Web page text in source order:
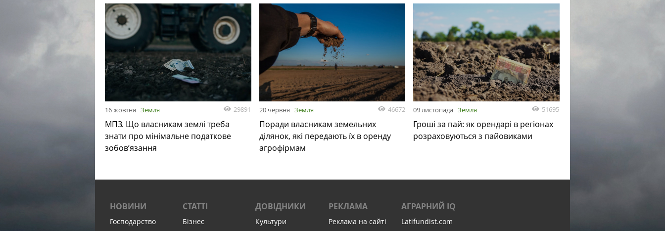
16 жовтня Земля 29891
МПЗ. Що власникам землі треба
знати про мінімальне податкове
зобов’язання
20 червня Земля 46672
Поради власникам земельних
ділянок, які передають їх в оренду
агрофірмам
09 листопада Земля 51695
Гроші за пай: як орендарі в регіонах
розраховуються з пайовиками
НОВИНИ
Господарство
СТАТТІ
Бізнес
ДОВІДНИКИ
Культури
РЕКЛАМА
Реклама на сайті
АГРАРНИЙ IQ
Latifundist.com